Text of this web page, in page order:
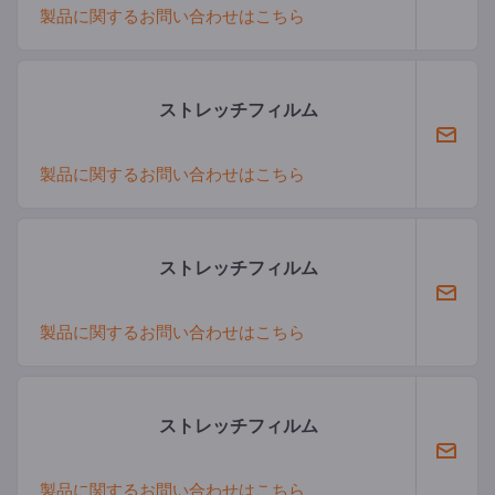
製品に関するお問い合わせはこちら
ストレッチフィルム
製品に関するお問い合わせはこちら
ストレッチフィルム
製品に関するお問い合わせはこちら
ストレッチフィルム
製品に関するお問い合わせはこちら